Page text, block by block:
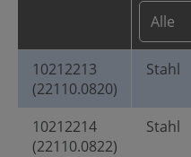
10212213
(22110.0820)
Stahl
10212214
(22110.0822)
Stahl